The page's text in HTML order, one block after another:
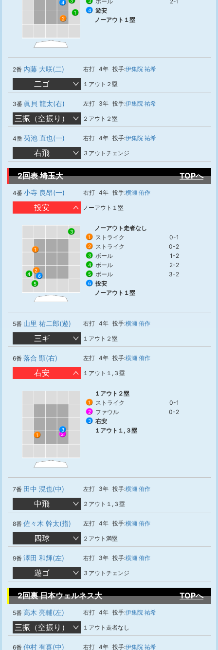
1
2
4
4
遊安
ノーアウト１塁
2番 内藤 大咲(二) 右打 4年 投手:伊集院 祐希
二ゴ １アウト２塁
3番 眞貝 龍太(右) 左打 3年 投手:伊集院 祐希
三振（空振り） ２アウト２塁
4番 菊池 直也(一) 右打 4年 投手:伊集院 祐希
右飛 ３アウトチェンジ
2回表 埼玉大 TOPへ
4番 小寺 良昂(一) 右打 4年 投手:横瀬 侑作
投安 ノーアウト１塁
1
2
3
4
5
6
ノーアウト走者なし
1 ストライク 0-1
2 ストライク 0-2
3 ボール 1-2
4 ボール 2-2
5 ボール 3-2
6
投安
ノーアウト１塁
5番 山里 祐二郎(遊) 右打 4年 投手:横瀬 侑作
三ギ １アウト２塁
6番 落合 顕(右) 左打 4年 投手:横瀬 侑作
右安 １アウト１,３塁
1 2
3
１アウト２塁
1 ストライク 0-1
2 ファウル 0-2
3
右安
１アウト１,３塁
7番 田中 滉也(中) 左打 3年 投手:横瀬 侑作
中飛 ２アウト１,３塁
8番 佐々木 幹太(指) 左打 4年 投手:横瀬 侑作
四球 ２アウト満塁
9番 澤田 和輝(左) 右打 3年 投手:横瀬 侑作
遊ゴ ３アウトチェンジ
2回裏 日本ウェルネス大 TOPへ
5番 高木 亮輔(左) 右打 4年 投手:伊集院 祐希
三振（空振り） １アウト走者なし
6番 仲村 有喜(中) 右打 4年 投手:伊集院 祐希